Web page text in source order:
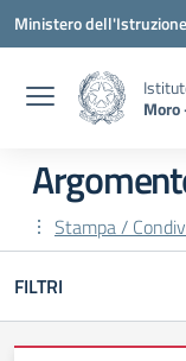
Vai ai contenuti
Vai al menu di
Vai al footer
Ministero
Moro
Stampa /
FILTRI